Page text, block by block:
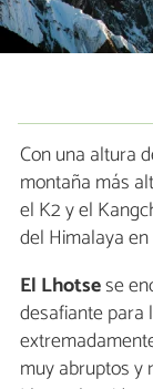
Con una altura
montaña más
el K2 y el
del Himalaya
El Lhotsese
desafiante para
muy abruptos y